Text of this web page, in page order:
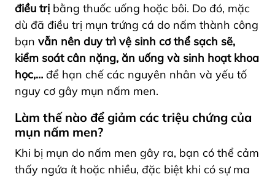
điều trị bằng thuốc uống hoặc bôi. Do đó, mặc
dù đã điều trị mụn trứng cá do nấm thành công
bạn vẫn nên duy trì vệ sinh cơ thể sạch sẽ,
kiểm soát cân nặng, ăn uống và sinh hoạt khoa
học,… để hạn chế các nguyên nhân và yếu tố
nguy cơ gây mụn nấm men.
Làm thế nào để giảm các triệu chứng của
mụn nấm men?
Khi bị mụn do nấm men gây ra, bạn có thể cảm
thấy ngứa ít hoặc nhiều, đặc biệt khi có sự ma